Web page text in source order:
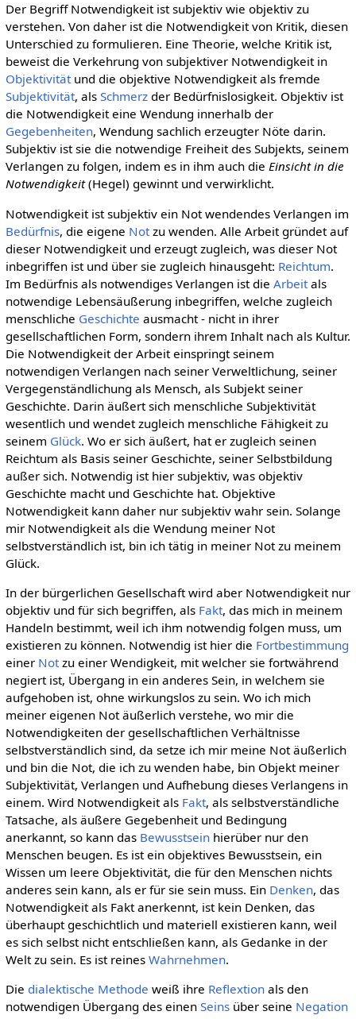
Der Begriff Notwendigkeit ist subjektiv wie objektiv zu
verstehen. Von daher ist die Notwendigkeit von Kritik, diesen
Unterschied zu formulieren. Eine Theorie, welche Kritik ist,
beweist die Verkehrung von subjektiver Notwendigkeit in
Objektivitätund die objektive Notwendigkeit als fremde
Subjektivität, als Schmerzder Bedürfnislosigkeit. Objektiv ist
die Notwendigkeit eine Wendung innerhalb der
Gegebenheiten, Wendung sachlich erzeugter Nöte darin.
Subjektiv ist sie die notwendige Freiheit des Subjekts, seinem
Verlangen zu folgen, indem es in ihm auch die Einsicht in die
Notwendigkeit(Hegel) gewinnt und verwirklicht.
Notwendigkeit ist subjektiv ein Not wendendes Verlangen im
Bedürfnis, die eigene Notzu wenden. Alle Arbeit gründet auf
dieser Notwendigkeit und erzeugt zugleich, was dieser Not
inbegriffen ist und über sie zugleich hinausgeht: Reichtum.
Im Bedürfnis als notwendiges Verlangen ist die Arbeitals
notwendige Lebensäußerung inbegriffen, welche zugleich
menschliche Geschichte ausmacht - nicht in ihrer
gesellschaftlichen Form, sondern ihrem Inhalt nach als Kultur.
Die Notwendigkeit der Arbeit einspringt seinem
notwendigen Verlangen nach seiner Verweltlichung, seiner
Vergegenständlichung als Mensch, als Subjekt seiner
Geschichte. Darin äußert sich menschliche Subjektivität
wesentlich und wendet zugleich menschliche Fähigkeit zu
seinem Glück. Wo er sich äußert, hat er zugleich seinen
Reichtum als Basis seiner Geschichte, seiner Selbstbildung
außer sich. Notwendig ist hier subjektiv, was objektiv
Geschichte macht und Geschichte hat. Objektive
Notwendigkeit kann daher nur subjektiv wahr sein. Solange
mir Notwendigkeit als die Wendung meiner Not
selbstverständlich ist, bin ich tätig in meiner Not zu meinem
Glück.
In der bürgerlichen Gesellschaft wird aber Notwendigkeit nur
objektiv und für sich begriffen, als Fakt, das mich in meinem
Handeln bestimmt, weil ich ihm notwendig folgen muss, um
existieren zu können. Notwendig ist hier die Fortbestimmung
einer Notzu einer Wendigkeit, mit welcher sie fortwährend
negiert ist, Übergang in ein anderes Sein, in welchem sie
aufgehoben ist, ohne wirkungslos zu sein. Wo ich mich
meiner eigenen Not äußerlich verstehe, wo mir die
Notwendigkeiten der gesellschaftlichen Verhältnisse
selbstverständlich sind, da setze ich mir meine Not äußerlich
und bin die Not, die ich zu wenden habe, bin Objekt meiner
Subjektivität, Verlangen und Aufhebung dieses Verlangens in
einem. Wird Notwendigkeit als Fakt, als selbstverständliche
Tatsache, als äußere Gegebenheit und Bedingung
anerkannt, so kann das Bewusstseinhierüber nur den
Menschen beugen. Es ist ein objektives Bewusstsein, ein
Wissen um leere Objektivität, die für den Menschen nichts
anderes sein kann, als er für sie sein muss. Ein Denken, das
Notwendigkeit als Fakt anerkennt, ist kein Denken, das
überhaupt geschichtlich und materiell existieren kann, weil
es sich selbst nicht entschließen kann, als Gedanke in der
Welt zu sein. Es ist reines Wahrnehmen.
Die dialektische Methode weiß ihre Reflextionals den
notwendigen Übergang des einen Seinsüber seine Negation